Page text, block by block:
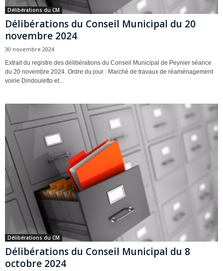
Délibérations du CM
Délibérations du Conseil Municipal du 20
novembre 2024
30 novembre 2024
Extrait du registre des délibérations du Conseil Municipal de Peynier séance
du 20 novembre 2024. Ordre du jour : Marché de travaux de réaménagement
voirie Dindouletto et...
Délibérations du CM
Délibérations du Conseil Municipal du 8
octobre 2024